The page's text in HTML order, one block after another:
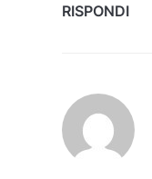
RISPONDI